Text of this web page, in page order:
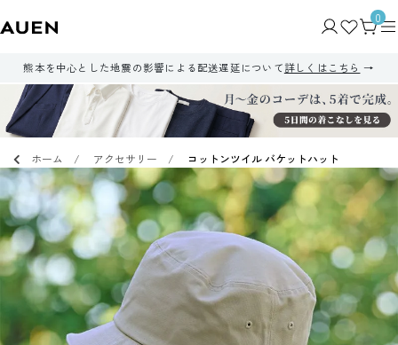
0
熊本を中心とした地震の影響による配送遅延について詳しくはこちら
ホーム アクセサリー コットンツイル バケットハット